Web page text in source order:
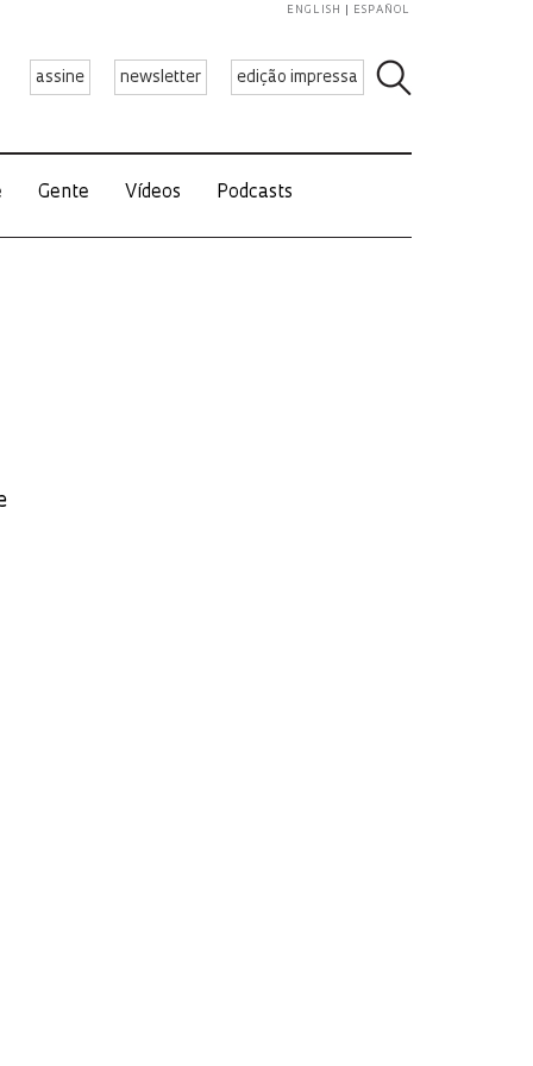
assine newsletter edição impressa
ENGLISH ESPAÑOL
Gente Vídeos Podcasts